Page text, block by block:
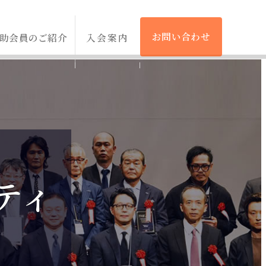
会員のご紹介 入会案内 お問い合わせ
ィ
ィ